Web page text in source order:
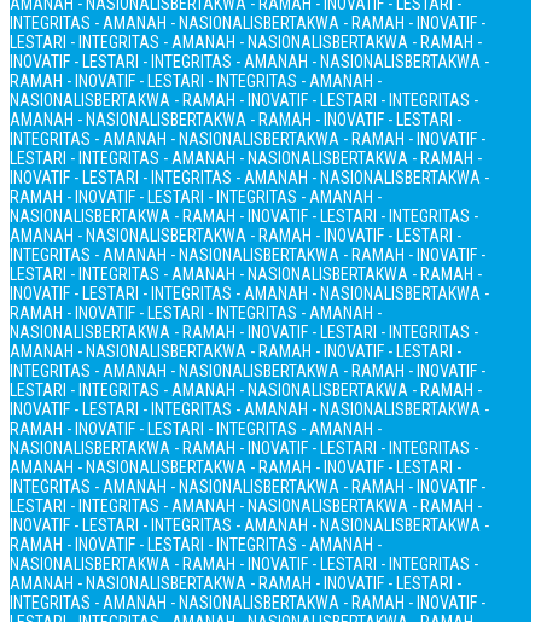
INTEGRITAS - AMANAH - NASIONALISBERTAKWA - RAMAH - INOVATIF -
LESTARI - INTEGRITAS - AMANAH - NASIONALISBERTAKWA - RAMAH -
INOVATIF - LESTARI - INTEGRITAS - AMANAH - NASIONALISBERTAKWA -
RAMAH - INOVATIF - LESTARI - INTEGRITAS - AMANAH -
NASIONALISBERTAKWA - RAMAH - INOVATIF - LESTARI - INTEGRITAS -
AMANAH - NASIONALISBERTAKWA - RAMAH - INOVATIF - LESTARI -
INTEGRITAS - AMANAH - NASIONALISBERTAKWA - RAMAH - INOVATIF -
LESTARI - INTEGRITAS - AMANAH - NASIONALISBERTAKWA - RAMAH -
INOVATIF - LESTARI - INTEGRITAS - AMANAH - NASIONALISBERTAKWA -
RAMAH - INOVATIF - LESTARI - INTEGRITAS - AMANAH -
NASIONALISBERTAKWA - RAMAH - INOVATIF - LESTARI - INTEGRITAS -
AMANAH - NASIONALISBERTAKWA - RAMAH - INOVATIF - LESTARI -
INTEGRITAS - AMANAH - NASIONALISBERTAKWA - RAMAH - INOVATIF -
LESTARI - INTEGRITAS - AMANAH - NASIONALISBERTAKWA - RAMAH -
INOVATIF - LESTARI - INTEGRITAS - AMANAH - NASIONALISBERTAKWA -
RAMAH - INOVATIF - LESTARI - INTEGRITAS - AMANAH -
NASIONALISBERTAKWA - RAMAH - INOVATIF - LESTARI - INTEGRITAS -
AMANAH - NASIONALISBERTAKWA - RAMAH - INOVATIF - LESTARI -
INTEGRITAS - AMANAH - NASIONALISBERTAKWA - RAMAH - INOVATIF -
LESTARI - INTEGRITAS - AMANAH - NASIONALISBERTAKWA - RAMAH -
INOVATIF - LESTARI - INTEGRITAS - AMANAH - NASIONALISBERTAKWA -
RAMAH - INOVATIF - LESTARI - INTEGRITAS - AMANAH -
NASIONALISBERTAKWA - RAMAH - INOVATIF - LESTARI - INTEGRITAS -
AMANAH - NASIONALISBERTAKWA - RAMAH - INOVATIF - LESTARI -
INTEGRITAS - AMANAH - NASIONALISBERTAKWA - RAMAH - INOVATIF -
LESTARI - INTEGRITAS - AMANAH - NASIONALISBERTAKWA - RAMAH -
INOVATIF - LESTARI - INTEGRITAS - AMANAH - NASIONALISBERTAKWA -
RAMAH - INOVATIF - LESTARI - INTEGRITAS - AMANAH -
NASIONALISBERTAKWA - RAMAH - INOVATIF - LESTARI - INTEGRITAS -
AMANAH - NASIONALISBERTAKWA - RAMAH - INOVATIF - LESTARI -
INTEGRITAS - AMANAH - NASIONALISBERTAKWA - RAMAH - INOVATIF -